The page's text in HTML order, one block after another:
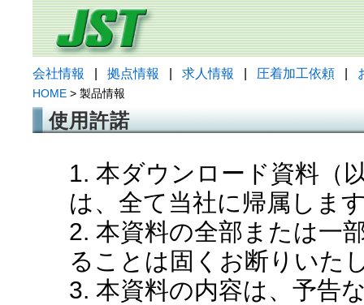
会社情報 拠点情報 求人情報 圧着加工依頼
HOME > 製品情報
使用許諾
1. 本ダウンロード資料（
は、全て当社に帰属しま
2. 本資料の全部または一
ることは固くお断りいた
3. 本資料の内容は、予告